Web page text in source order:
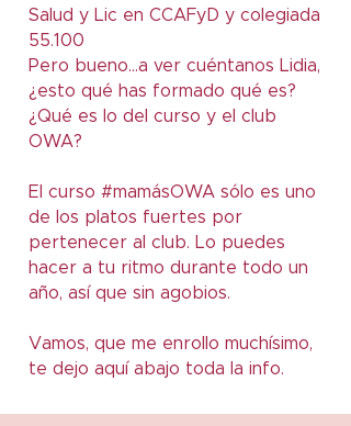
Salud y Lic en CCAFyD y colegiada
55.100
Pero bueno...a ver cuéntanos Lidia,
¿esto qué has formado qué es?
¿Qué es lo del curso y el club
OWA?
El curso #mamásOWA sólo es uno
de los platos fuertes por
pertenecer al club. Lo puedes
hacer a tu ritmo durante todo un
año, así que sin agobios.
Vamos, que me enrollo muchísimo,
te dejo aquí abajo toda la info.